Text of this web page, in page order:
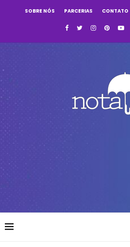
SOBRE NÓS PARCERIAS CONTATO